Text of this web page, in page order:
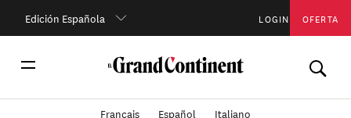
Edición Española LOGIN OFERTA
Français Español Italiano